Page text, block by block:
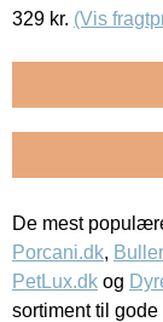
329 kr. (Vis
De mest
Porcani.dk,
PetLux.dk og
sortiment til gode